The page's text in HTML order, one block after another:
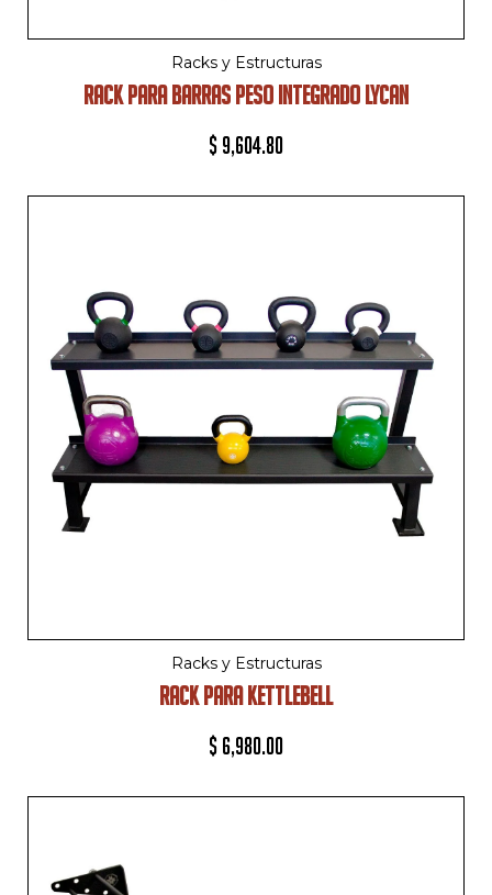
Racks y Estructuras
RACK PARA BARRAS PESO INTEGRADO LYCAN
$ 9,604.80
Racks y Estructuras
RACK PARA KETTLEBELL
$ 6,980.00